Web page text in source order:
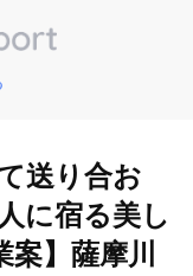
送り合お
に宿る美し
】薩摩川